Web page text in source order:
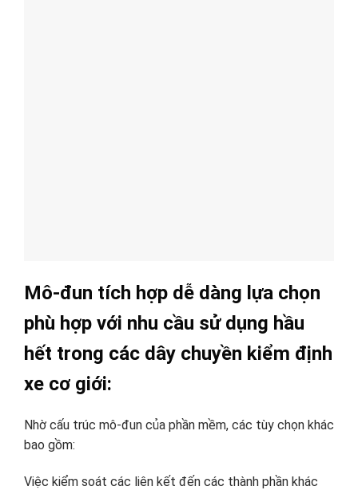
Mô-đun tích hợp dễ dàng lựa chọn
phù hợp với nhu cầu sử dụng hầu
hết trong các dây chuyền kiểm định
xe cơ giới:
Nhờ cấu trúc mô-đun của phần mềm, các tùy chọn khác
bao gồm:
Việc kiểm soát các liên kết đến các thành phần khác